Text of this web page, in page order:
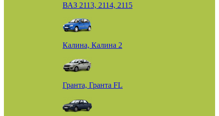
ВАЗ 2113, 2114, 2115
Калина, Калина 2
Гранта, Гранта FL